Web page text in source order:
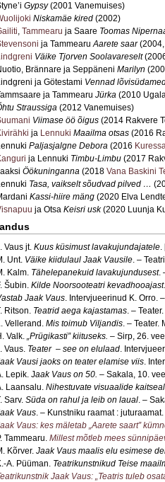
Gypsy(2001 Vanemuises)
Niskamäe kired (2002)
, Tammearu ja Saare Toomas
ja TammearuAarete saar(2004,
Väike Tjorven Soolavareselt
Brännare ja Seppäneni Marilyn
ja Götestami Vennad
ja Tammearu Jürka (2010
Straussiga (2012 Vanemuises)
Viimase öö õigus (2014 Rakvere
ja Lennuki Maailma otsas (2016
Paljasjalgne Debora (2016
ja Lennuki Timbu-Limbu (2017
Öökuninganna (2018 Vana Baskini
Tasa, vaikselt sõudvad pilved …
Kassi-hiire mäng (2020 Elva
ja Otsa Keisri usk(2020 Luunja
Vaus jt. Kuus küsimust lavakujundajatele.
Unt. Väike kiidulaul Jaak Vausile. –
Kalm. Tähelepanekuid lavakujundusest.
Šubin. Kilde Noorsooteatri kevadhooajast
Jaak Vaus. Intervjueerinud K. Orro.
Ritson. Teatrid aega kajastamas. –
Vellerand. Mis toimub Viljandis. – Teater.
Valk. „Prügikasti” kiituseks. – Sirp, 26.
Vaus. Teater – see on elulaad.
Vausi jaoks on teater elamise viis.
Lepik. Jaak Vaus on 50. – Sakala, 10.
Laansalu. Nihestuvate visuaalide
Sarv. Süda on rahul ja leib on laual. –
Vaus. – Kunstniku raamat :
Vaus: kes mäletab „Aarete saart”
Tammearu. Millest mõtleb mees
Kõrver. Jaak Vaus maalis elu esimese
A. Püüman. Teatrikunstnikud Teise
Jaak Vaus: „Teatris tuleb